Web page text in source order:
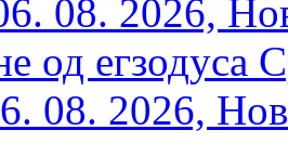
08. 2026,
од егзодуса
08. 2026,